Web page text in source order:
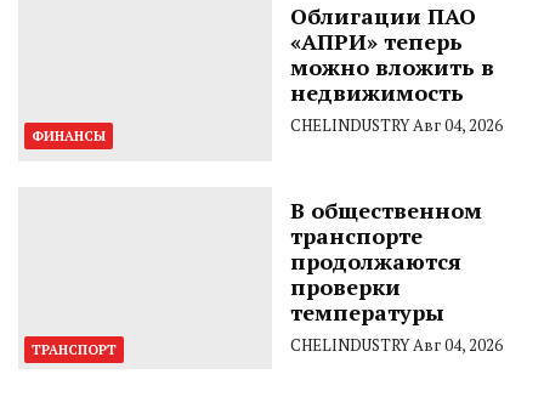
ФИНАНСЫ
Облигации ПАО
«АПРИ» теперь
можно вложить в
недвижимость
CHELINDUSTRYАвг 04, 2026
ТРАНСПОРТ
В общественном
транспорте
продолжаются
проверки
температуры
CHELINDUSTRYАвг 04, 2026